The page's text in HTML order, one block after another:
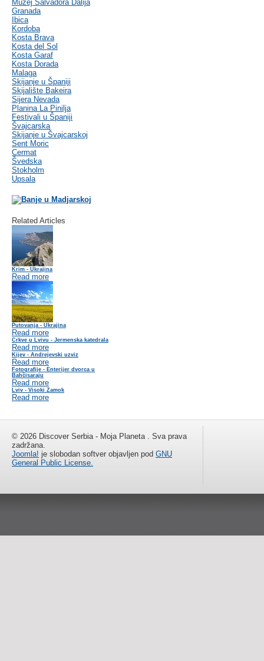
Muzej Salvadora Dalija
Granada
Ibica
Kordoba
Kosta Brava
Kosta del Sol
Kosta Garaf
Kosta Dorada
Malaga
Skijanje u Španiji
Skijalište Bakeira
Sijera Nevada
Planina La Pinilja
Festivali u Španiji
Švajcarska
Skijanje u Švajcarskoj
Sent Moric
Cermat
Švedska
Stokholm
Upsala
Related Articles
Krim - Ukrajina
Read more
Putovanja - Ukrajina
Read more
Crkve u Lvivu - Jermenska katedrala
Read more
Kijev - Andrejevski uzviz
Read more
Fotografije - Enterijer dvorca u
Bahčisaraju
Read more
Lviv - Visoki Zamok
Read more
© 2026 Discover Serbia - Moja Planeta . Sva prava
zadržana.
Joomla! je slobodan softver objavljen pod GNU
General Public License.